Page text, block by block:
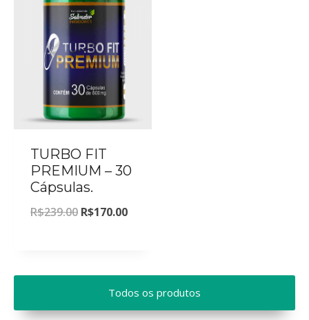
TURBO FIT
PREMIUM – 30
Cápsulas.
R$239.00 R$170.00
Todos os produtos